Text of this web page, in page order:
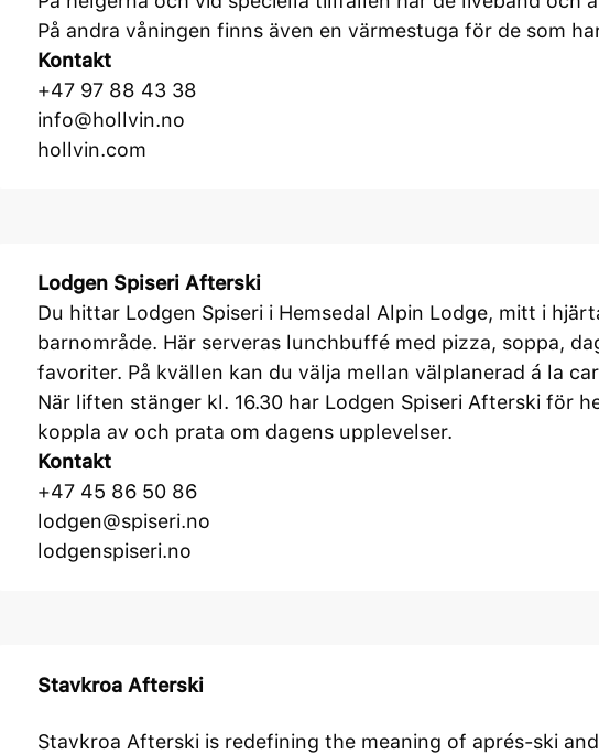
På andra våningen finns även en värmestuga för de som
Kontakt
+47 97 88 43 38
info@hollvin.no
hollvin.com
Lodgen Spiseri Afterski
Du hittar Lodgen Spiseri i Hemsedal Alpin Lodge, mitt i
barnområde. Här serveras lunchbuffé med pizza, soppa,
favoriter. På kvällen kan du välja mellan välplanerad á la
När liften stänger kl. 16.30 har Lodgen Spiseri Afterski för
koppla av och prata om dagens upplevelser.
Kontakt
+47 45 86 50 86
lodgen@spiseri.no
lodgenspiseri.no
Stavkroa Afterski
Stavkroa Afterski is redefining the meaning of aprés-ski